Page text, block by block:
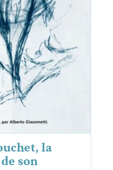
Essais & Chroniques
la
son